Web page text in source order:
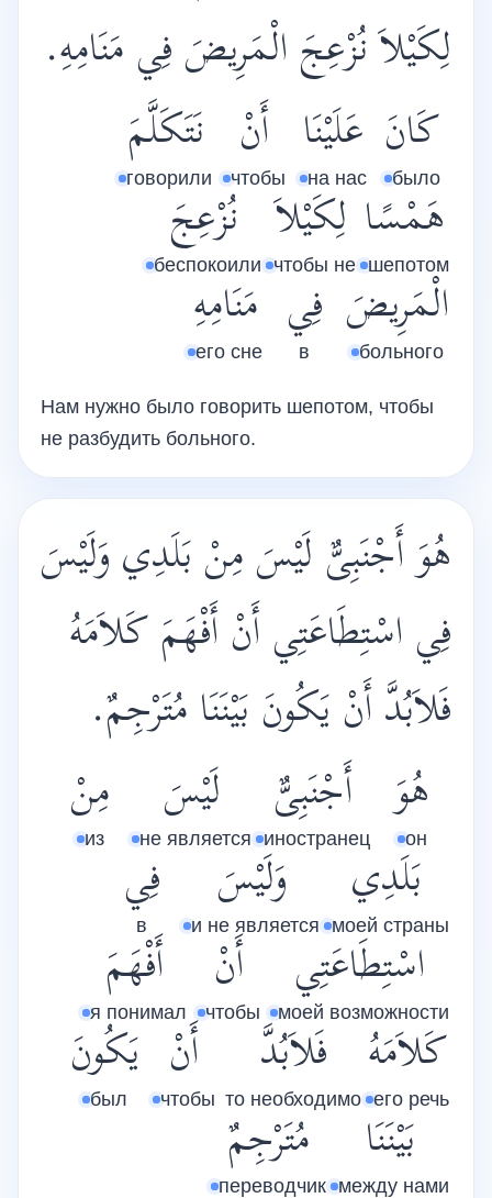
لِكَيْلاَ نُزْعِجَ الْمَرِيضَ فِي مَنَامِهِ.
كَانَ
было
عَلَيْنَا
на нас
أَنْ
чтобы
نَتَكَلَّمَ
говорили
هَمْسًا
шепотом
لِكَيْلاَ
чтобы не
نُزْعِجَ
беспокоили
الْمَرِيضَ
больного
فِي
в
مَنَامِهِ
его сне
Нам нужно было говорить шепотом, чтобы
не разбудить больного.
هُوَ أَجْنَبِىٌّ لَيْسَ مِنْ بَلَدِي وَلَيْسَ
فِي اسْتِطَاعَتِي أَنْ أَفْهَمَ كَلاَمَهُ
فَلاَبُدَّ أَنْ يَكُونَ بَيْنَنَا مُتَرْجِمٌ.
هُوَ
он
أَجْنَبِىٌّ
иностранец
لَيْسَ
не является
مِنْ
из
بَلَدِي
моей страны
وَلَيْسَ
и не является
فِي
в
اسْتِطَاعَتِي
моей возможности
أَنْ
чтобы
أَفْهَمَ
я понимал
كَلاَمَهُ
его речь
فَلاَبُدَّ
то необходимо
أَنْ
чтобы
يَكُونَ
был
بَيْنَنَا
между нами
مُتَرْجِمٌ
переводчик